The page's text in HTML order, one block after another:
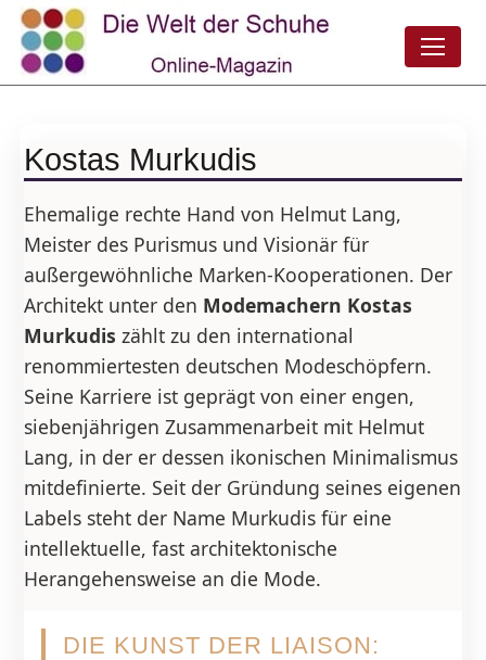
Kostas Murkudis
Ehemalige rechte Hand von Helmut Lang,
Meister des Purismus und Visionär für
außergewöhnliche Marken-Kooperationen. Der
Architekt unter den Modemachern Kostas
Murkudis zählt zu den international
renommiertesten deutschen Modeschöpfern.
Seine Karriere ist geprägt von einer engen,
siebenjährigen Zusammenarbeit mit Helmut
Lang, in der er dessen ikonischen Minimalismus
mitdefinierte. Seit der Gründung seines eigenen
Labels steht der Name Murkudis für eine
intellektuelle, fast architektonische
Herangehensweise an die Mode.
DIE KUNST DER LIAISON: